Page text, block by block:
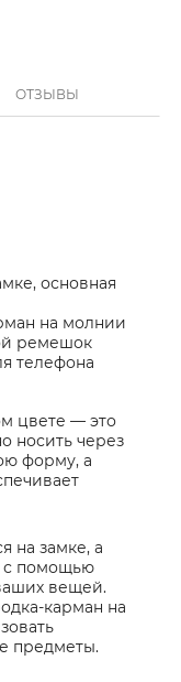
ОТЗЫВЫ
основная
на молнии
ремешок
телефона
цвете — это
носить через
форму, а
на замке, а
с помощью
вещей.
карман на
предметы.